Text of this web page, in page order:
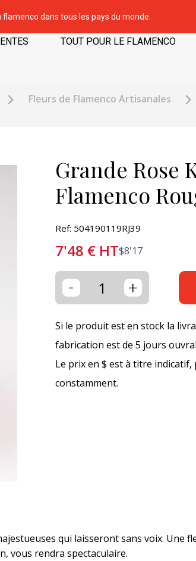
flamenco dans tous les pays du monde.
TOUT POUR LE FLAMENCO
Fleurs de Flamenco Artisanales
Grande Rose
Flamenco
Ref: 504190119RJ39
7'48 € HT$8'17
- +
Si le produit est en stock la
fabrication est de 5 jours
Le prix en $ est à titre
constamment.
qui laisseront sans voix. Une
vous rendra spectaculaire.